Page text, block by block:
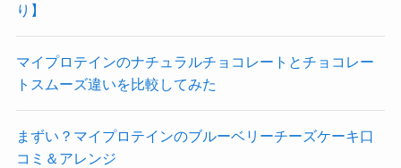
り】
マイプロテインのナチュラルチョコレートとチョコレー
トスムーズ違いを比較してみた
まずい？マイプロテインのブルーベリーチーズケーキ口
コミ＆アレンジ